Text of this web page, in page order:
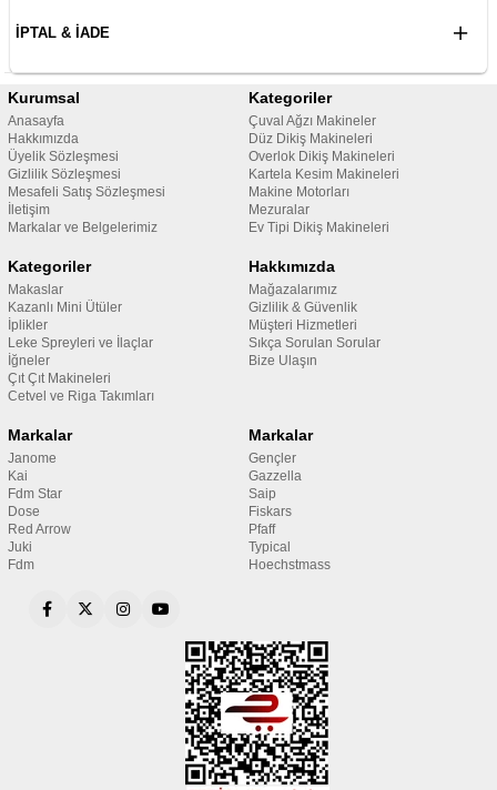
İPTAL & İADE
Kurumsal
Anasayfa
Hakkımızda
Üyelik Sözleşmesi
Gizlilik Sözleşmesi
Mesafeli Satış Sözleşmesi
İletişim
Markalar ve Belgelerimiz
Kategoriler
Çuval Ağzı Makineler
Düz Dikiş Makineleri
Overlok Dikiş Makineleri
Kartela Kesim Makineleri
Makine Motorları
Mezuralar
Ev Tipi Dikiş Makineleri
Kategoriler
Makaslar
Kazanlı Mini Ütüler
İplikler
Leke Spreyleri ve İlaçlar
İğneler
Çıt Çıt Makineleri
Cetvel ve Riga Takımları
Hakkımızda
Mağazalarımız
Gizlilik & Güvenlik
Müşteri Hizmetleri
Sıkça Sorulan Sorular
Bize Ulaşın
Markalar
Janome
Kai
Fdm Star
Dose
Red Arrow
Juki
Fdm
Markalar
Gençler
Gazzella
Saip
Fiskars
Pfaff
Typical
Hoechstmass